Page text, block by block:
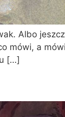
Albo
mówi, a
[…]